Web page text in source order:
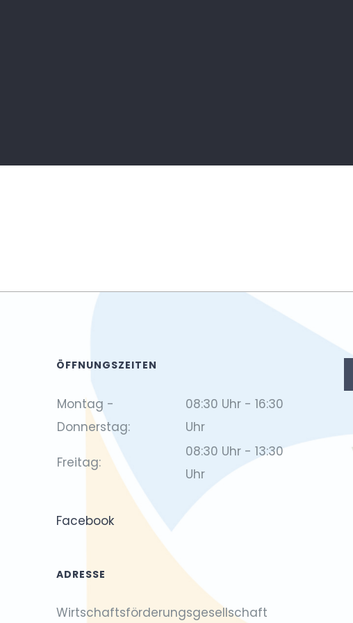
ÖFFNUNGSZEITEN
Montag -
Donnerstag:
08:30 Uhr - 16:30
Uhr
Freitag:
08:30 Uhr - 13:30
Uhr
Facebook
ADRESSE
Wirtschaftsförderungsgesellschaft